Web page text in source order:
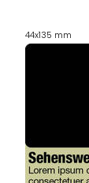
44x135 mm